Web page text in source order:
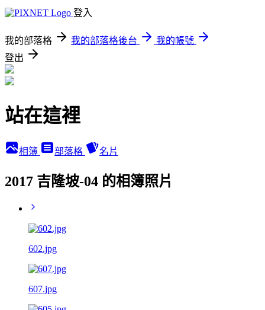
登入
我的部落格 我的部落格後台
我的帳號
登出
站在這裡
相簿 部落格 名片
2017 吉隆坡-04 的相簿照片
602.jpg
607.jpg